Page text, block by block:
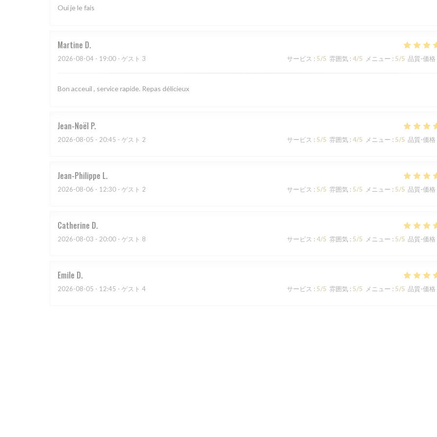
Oui je le fais
Martine D
2026-08-04 - 19:00 - ゲスト 3 サービス : 5/5 雰囲気 : 4/5 メニュー : 5/5 品質-価格
Bon acceuil , service rapide. Repas délicieux
Jean-Noël P
2026-08-05 - 20:45 - ゲスト 2 サービス : 5/5 雰囲気 : 4/5 メニュー : 5/5 品質-価格
Jean-Philippe L
2026-08-06 - 12:30 - ゲスト 2 サービス : 5/5 雰囲気 : 5/5 メニュー : 5/5 品質-価格
Catherine D
2026-08-03 - 20:00 - ゲスト 8 サービス : 4/5 雰囲気 : 5/5 メニュー : 5/5 品質-価格
Emile D
2026-08-05 - 12:45 - ゲスト 4 サービス : 5/5 雰囲気 : 5/5 メニュー : 5/5 品質-価格